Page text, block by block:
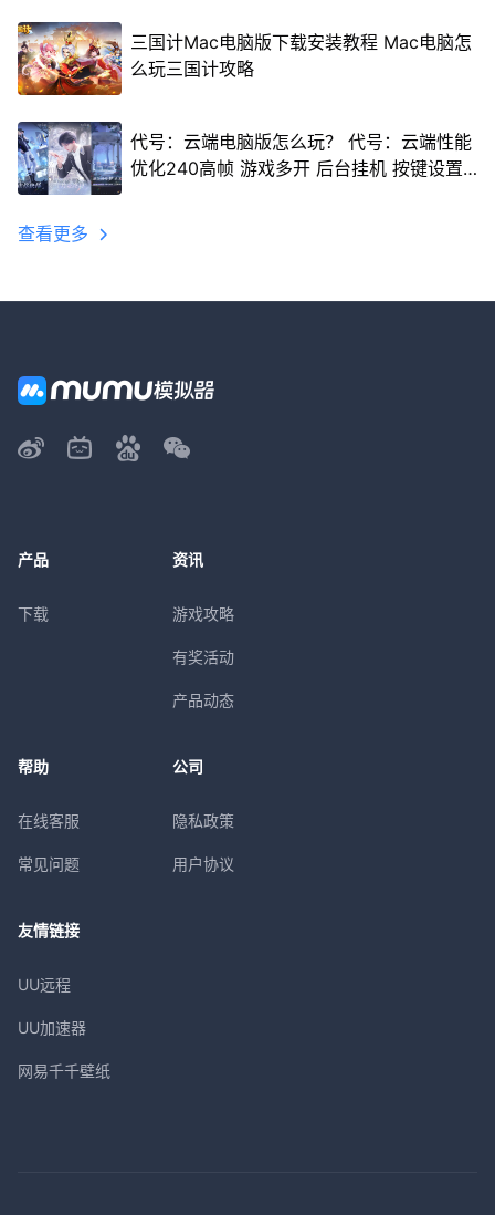
三国计Mac电脑版下载安装教程 Mac电脑怎
么玩三国计攻略
代号：云端电脑版怎么玩？ 代号：云端性能
优化240高帧 游戏多开 后台挂机 按键设置
查看更多
产品
下载
资讯
游戏攻略
有奖活动
产品动态
帮助
在线客服
常见问题
公司
隐私政策
用户协议
友情链接
UU远程
UU加速器
网易千千壁纸